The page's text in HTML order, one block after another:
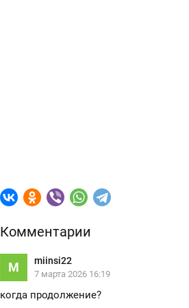
Комментарии
M miinsi22
7 марта 2026 16:19
когда продолжение?